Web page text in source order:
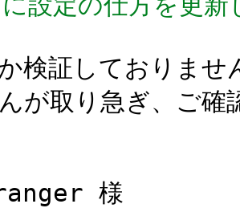
検証しておりませ
が取り急ぎ、ご確
様